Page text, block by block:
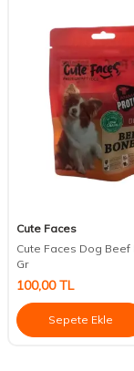
Cute Faces
Cute Faces Dog Beef
Gr
100,00TL
Sepete Ekle